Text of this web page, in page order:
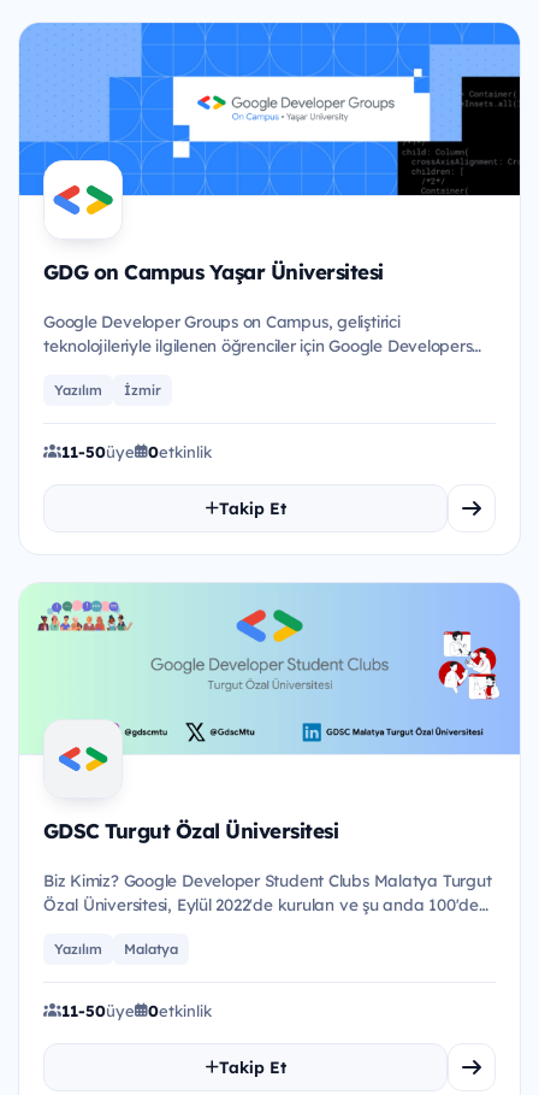
GDG on Campus Yaşar Üniversitesi
Google Developer Groups on Campus, geliştirici
teknolojileriyle ilgilenen öğrenciler için Google Developers
Yazılım İzmir
11-50üye 0etkinlik
Takip Et
GDSC Turgut Özal Üniversitesi
Biz Kimiz? Google Developer Student Clubs Malatya Turgut
Özal Üniversitesi, Eylül 2022'de kurulan ve şu anda 100'den
Yazılım Malatya
11-50üye 0etkinlik
Takip Et